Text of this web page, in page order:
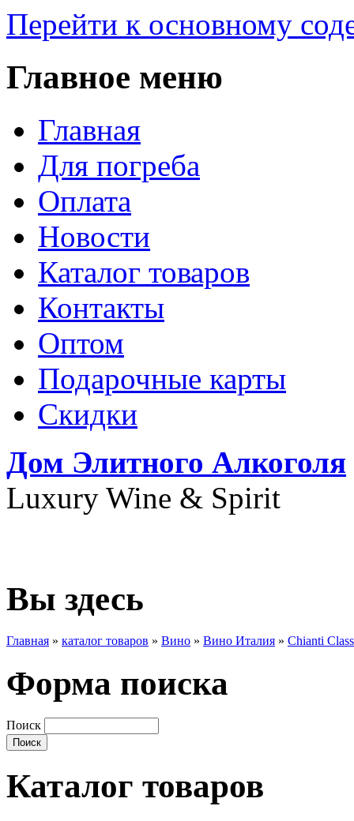
Перейти к основному
Главное меню
Главная
Для погреба
Оплата
Новости
Каталог товаров
Контакты
Оптом
Подарочные карты
Скидки
Дом Элитного Алкоголя
Luxury Wine & Spirit
Вы здесь
Главная » каталог товаров » Вино » Вино Италия » Chianti
Форма поиска
Поиск
Каталог товаров